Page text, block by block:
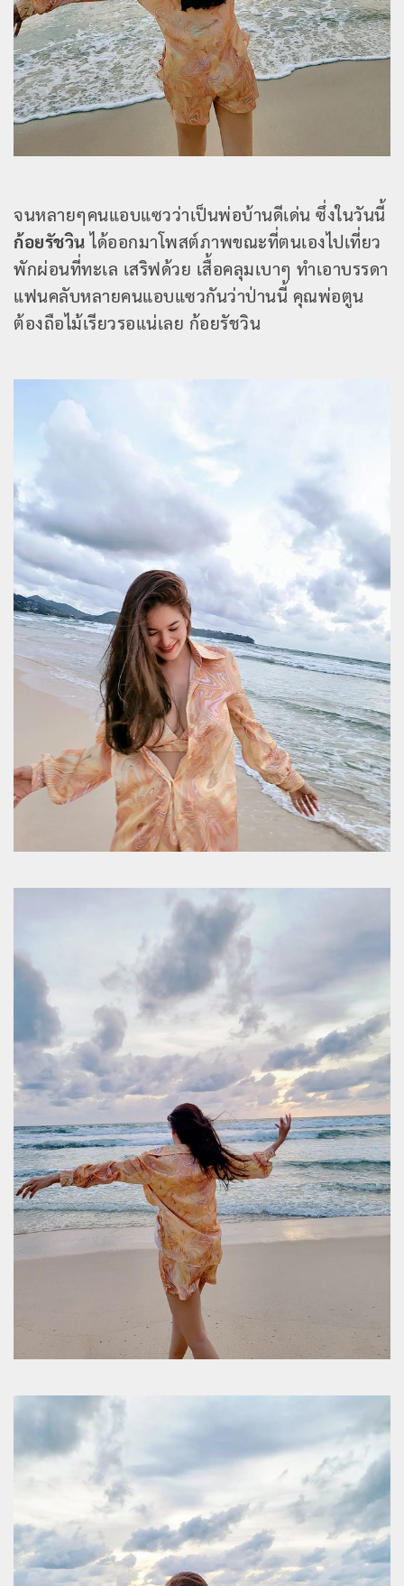
จนหลายๆคนแอบแซวว่าเป็นพ่อบ้านดีเด่น ซึ่งในวันนี้
ก้อยรัชวิน ได้ออกมาโพสต์ภาพขณะที่ตนเองไปเที่ยว
พักผ่อนที่ทะเล เสริฟด้วย เสื้อคลุมเบาๆ ทำเอาบรรดา
แฟนคลับหลายคนแอบแซวกันว่าป่านนี้ คุณพ่อตูน
ต้องถือไม้เรียวรอแน่เลย ก้อยรัชวิน